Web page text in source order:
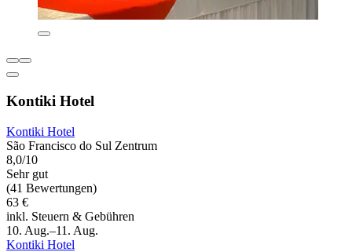
Kontiki Hotel
Kontiki Hotel
São Francisco do Sul Zentrum
8,0/10
Sehr gut
(41 Bewertungen)
63 €
inkl. Steuern & Gebühren
10. Aug.–11. Aug.
Kontiki Hotel